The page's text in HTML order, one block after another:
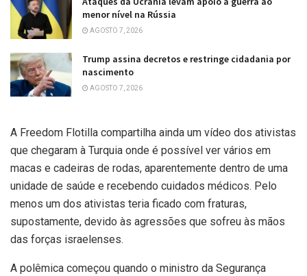
menor nível na Rússia
AGOSTO 7, 2026
Trump assina decretos e restringe cidadania por
nascimento
AGOSTO 7, 2026
A Freedom Flotilla compartilha ainda um vídeo dos ativistas
que chegaram à Turquia onde é possível ver vários em
macas e cadeiras de rodas, aparentemente dentro de uma
unidade de saúde e recebendo cuidados médicos. Pelo
menos um dos ativistas teria ficado com fraturas,
supostamente, devido às agressões que sofreu às mãos
das forças israelenses.
A polêmica começou quando o ministro da Segurança